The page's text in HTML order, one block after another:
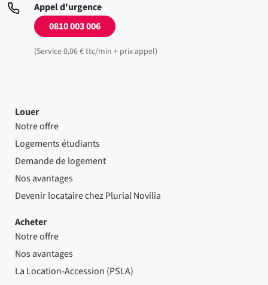
Appel d'urgence
0810 003 006
(Service 0,06 € ttc/min + prix appel)
Louer
Notre offre
Logements étudiants
Demande de logement
Nos avantages
Devenir locataire chez Plurial Novilia
Acheter
Notre offre
Nos avantages
La Location-Accession (PSLA)